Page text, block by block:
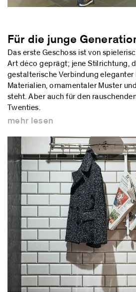
Für die junge
Das erste Geschoss ist von
Art déco geprägt; jene Stilrichtung,
gestalterische Verbindung
Materialien, ornamentaler Muster
steht. Aber auch für den
Twenties.
mehr lesen